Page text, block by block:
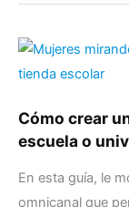
Cómo crear
escuela o
En esta guía, le
omnicanal que
Cómo
crear
tienda
para
su